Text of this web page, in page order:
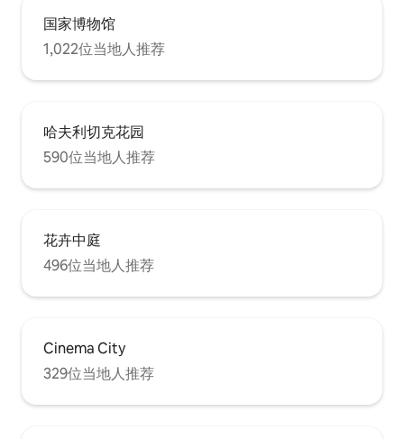
国家博物馆
1,022位当地人推荐
哈夫利切克花园
590位当地人推荐
花卉中庭
496位当地人推荐
Cinema City
329位当地人推荐